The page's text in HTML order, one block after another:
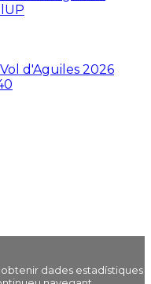
d'Aguiles 2026
dades estadístiques